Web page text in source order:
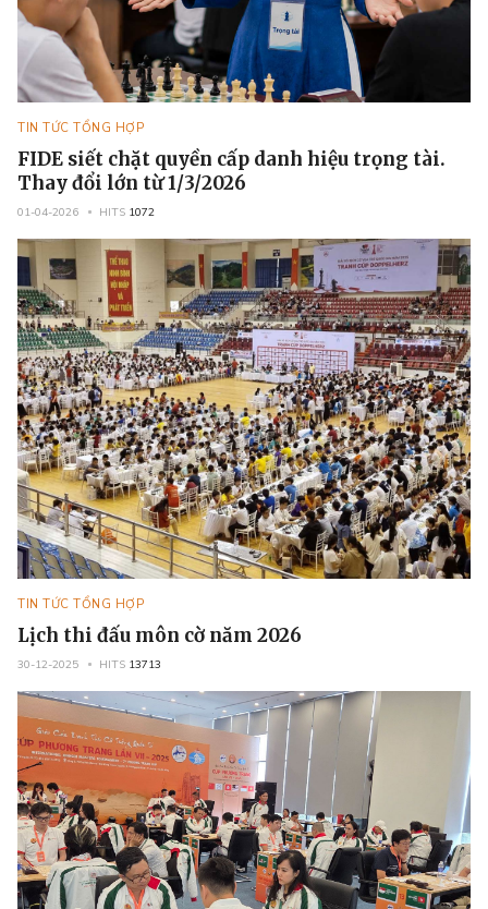
TIN TỨC TỔNG HỢP
FIDE siết chặt quyền cấp danh hiệu trọng tài.
Thay đổi lớn từ 1/3/2026
01-04-2026 HITS 1072
TIN TỨC TỔNG HỢP
Lịch thi đấu môn cờ năm 2026
30-12-2025 HITS 13713